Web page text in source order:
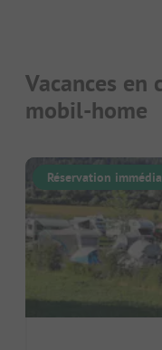
Vacances en
mobil-home
Réservation